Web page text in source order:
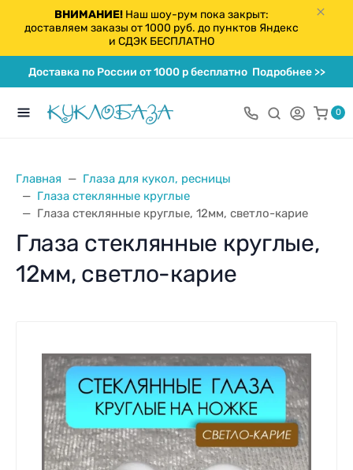
ВНИМАНИЕ!Наш шоу-рум пока закрыт:
доставляем заказы от 1000 руб. до пунктов Яндекс
и СДЭК БЕСПЛАТНО
Доставка по России от 1000 р бесплатноПодробнее >>
0
Главная
Глаза для кукол, ресницы
Глаза стеклянные круглые
Глаза стеклянные круглые, 12мм, светло-карие
Глаза стеклянные круглые,
12мм, светло-карие